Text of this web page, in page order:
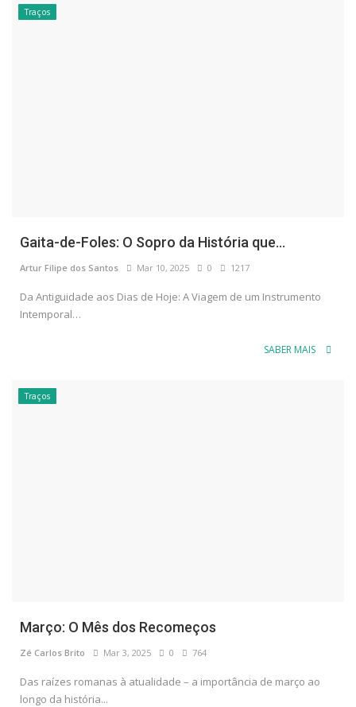
Traços
Gaita-de-Foles: O Sopro da História que...
Artur Filipe dos Santos Mar 10, 2025 0 1217
Da Antiguidade aos Dias de Hoje: A Viagem de um Instrumento
Intemporal…
SABER MAIS
Traços
Março: O Mês dos Recomeços
Zé Carlos Brito Mar 3, 2025 0 764
Das raízes romanas à atualidade – a importância de março ao
longo da história...